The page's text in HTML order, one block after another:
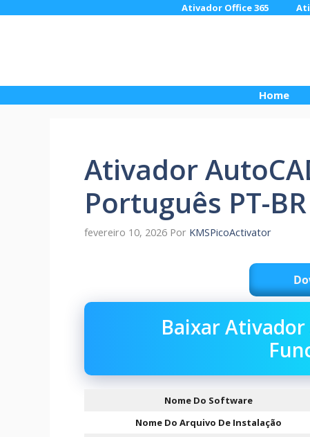
Ativador Office 365
Home
Ativador
Português PT-
fevereiro 10, 2026 Por KMSPicoActivator
Baixar Ativador
Nome Do Software
Nome Do Arquivo De Instalação